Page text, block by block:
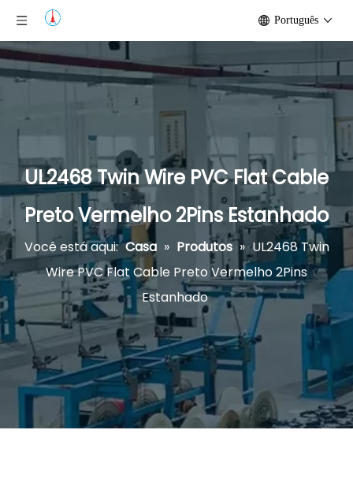
Português
UL2468 Twin Wire PVC Flat Cable
Preto Vermelho 2Pins Estanhado
Você está aqui: Casa » Produtos » UL2468 Twin
Wire PVC Flat Cable Preto Vermelho 2Pins
Estanhado